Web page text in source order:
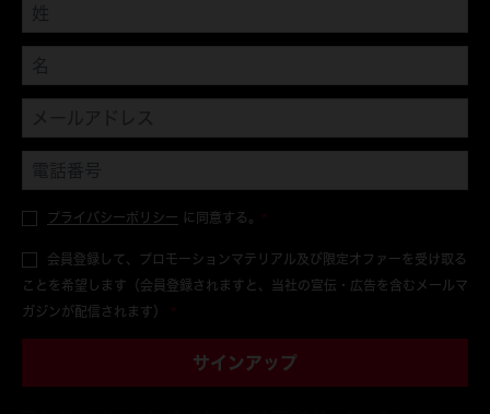
プライバシーポリシー に同意する。 *
会員登録して、プロモーションマテリアル及び限定オファーを受け取る
ことを希望します（会員登録されますと、当社の宣伝・広告を含むメールマ
ガジンが配信されます） *
サインアップ